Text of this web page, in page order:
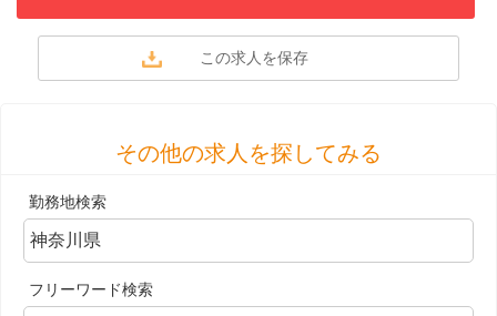
その他の求人を探してみる
勤務地検索
フリーワード検索